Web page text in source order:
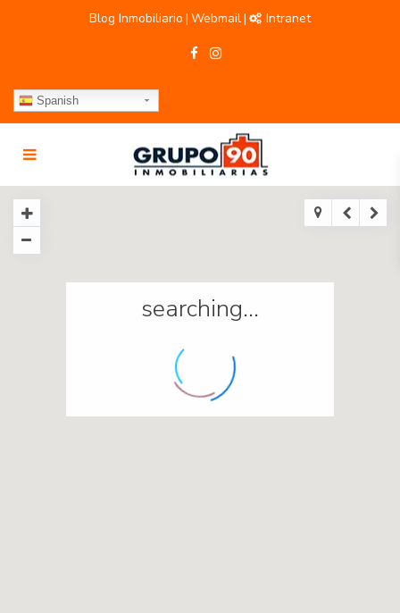
Blog Inmobiliario | Webmail| Intranet
Spanish
searching...